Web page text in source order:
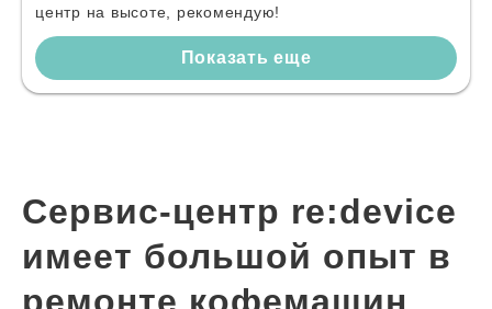
центр на высоте, рекомендую!
Показать еще
Сервис-центр re:device
имеет большой опыт в